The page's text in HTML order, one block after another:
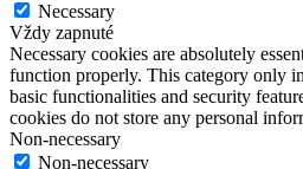
Necessary
Vždy zapnuté
Necessary cookies are absolutely
function properly. This category only
basic functionalities and security
cookies do not store any personal
Non-necessary
Non-necessary